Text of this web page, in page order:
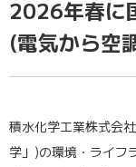
2026年春に
(電気から空
積水化学工業株式会
学」)の環境・ライフ